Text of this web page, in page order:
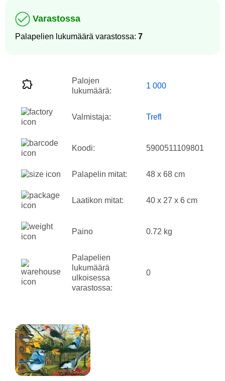
Varastossa
Palapelien lukumäärä varastossa: 7
Palojen
lukumäärä:
1 000
Valmistaja: Trefl
Koodi: 5900511109801
Palapelin mitat: 48 x 68 cm
Laatikon mitat: 40 x 27 x 6 cm
Paino 0.72 kg
Palapelien
lukumäärä
ulkoisessa
varastossa:
0